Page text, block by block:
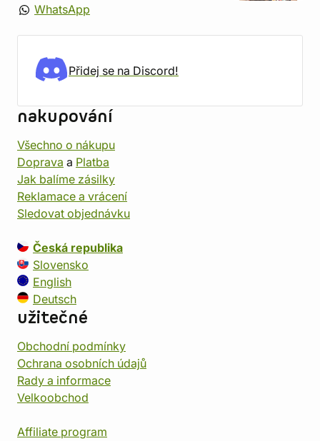
WhatsApp
Přidej se na Discord!
nakupování
Všechno o nákupu
Doprava a Platba
Jak balíme zásilky
Reklamace a vrácení
Sledovat objednávku
Česká republika
Slovensko
English
Deutsch
užitečné
Obchodní podmínky
Ochrana osobních údajů
Rady a informace
Velkoobchod
Affiliate program